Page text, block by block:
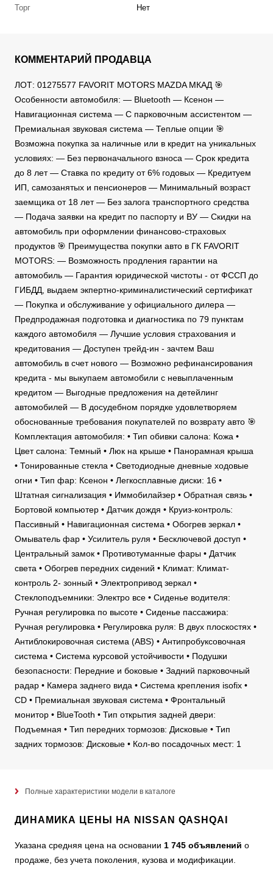
Торг
Нет
КОММЕНТАРИЙ ПРОДАВЦА
ЛОТ: 01275577 FAVORIT MOTORS MAZDA МКАД 🎯
Особенности автомобиля: — Bluetooth — Ксенон —
Навигационная система — C парковочным ассистентом —
Премиальная звуковая система — Теплые опции 🎯
Возможна покупка за наличные или в кредит на уникальных
условиях: — Без первоначального взноса — Срок кредита
до 8 лет — Ставка по кредиту от 6% годовых — Кредитуем
ИП, самозанятых и пенсионеров — Минимальный возраст
заемщика от 18 лет — Без залога транспортного средства
— Подача заявки на кредит по паспорту и ВУ — Скидки на
автомобиль при оформлении финансово-страховых
продуктов 🎯 Преимущества покупки авто в ГК FAVORIT
MOTORS: — Возможность продления гарантии на
автомобиль — Гарантия юридической чистоты - от ФССП до
ГИБДД, выдаем экпертно-криминалистический сертификат
— Покупка и обслуживание у официального дилера —
Предпродажная подготовка и диагностика по 79 пунктам
каждого автомобиля — Лучшие условия страхования и
кредитования — Доступен трейд-ин - зачтем Ваш
автомобиль в счет нового — Возможно рефинансирования
кредита - мы выкупаем автомобили с невыплаченным
кредитом — Выгодные предложения на детейлинг
автомобилей — В досудебном порядке удовлетворяем
обоснованные требования покупателей по возврату авто 🎯
Комплектация автомобиля: • Тип обивки салона: Кожа •
Цвет салона: Темный • Люк на крыше • Панорамная крыша
• Тонированные стекла • Светодиодные дневные ходовые
огни • Тип фар: Ксенон • Легкосплавные диски: 16 •
Штатная сигнализация • Иммобилайзер • Обратная связь •
Бортовой компьютер • Датчик дождя • Круиз-контроль:
Пассивный • Навигационная система • Обогрев зеркал •
Омыватель фар • Усилитель руля • Бесключевой доступ •
Центральный замок • Противотуманные фары • Датчик
света • Обогрев передних сидений • Климат: Климат-
контроль 2- зонный • Электропривод зеркал •
Стеклоподъемники: Электро все • Сиденье водителя:
Ручная регулировка по высоте • Сиденье пассажира:
Ручная регулировка • Регулировка руля: В двух плоскостях •
Антиблокировочная система (ABS) • Антипробуксовочная
система • Система курсовой устойчивости • Подушки
безопасности: Передние и боковые • Задний парковочный
радар • Камера заднего вида • Система крепления isofix •
CD • Премиальная звуковая система • Фронтальный
монитор • BlueTooth • Тип открытия задней двери:
Подъемная • Тип передних тормозов: Дисковые • Тип
задних тормозов: Дисковые • Кол-во посадочных мест: 1
Полные характеристики модели в каталоге
ДИНАМИКА ЦЕНЫ НА NISSAN QASHQAI
Указана средняя цена на основании 1 745 объявлений о
продаже, без учета поколения, кузова и модификации.